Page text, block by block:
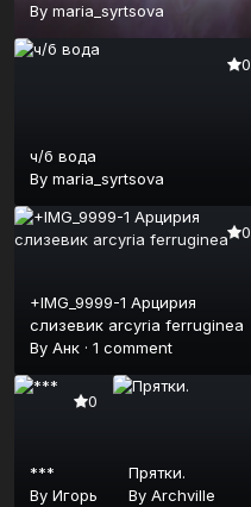
By maria_syrtsova
0
ч/б вода
By maria_syrtsova
0
+IMG_9999-1 Арцирия
слизевик arcyria ferruginea
By Анк · 1 comment
0
***
By Игорь
Прятки.
ByArchville